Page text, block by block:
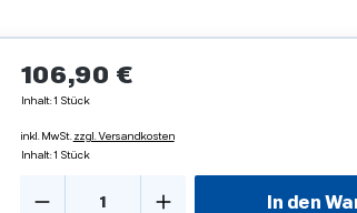
Regulärer Preis:
106,90 €
Inhalt:1 Stück
inkl. MwSt. zzgl. Versandkosten
Inhalt:1 Stück
Produkt Anzahl: Gib den
In den